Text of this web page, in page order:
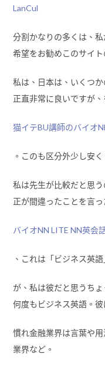
LanCul
分割かなりの多くは、
希望をお勧めこのサイト
私は、日本は、いくつ
正直非常に良いですが
猫イテBU講師のバイオ
。このも区分外少し安く
私は先生が比較だと思
正が間違ったことを言
バイオNN LITE NN英会
、これは「ビジネス英
が、私は彼だと思うち
何度もビジネス英語。
慣れ金融業界は言葉や
業界など。